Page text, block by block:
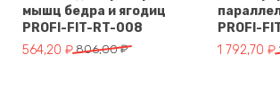
мышц бедра и ягодиц
PROFI-FIT-RT-008
806,00₽
Первоначальная цена составляла 806,00
564,20 ₽
Текущая цена: 564,20 ₽.
PROFI-
1 792,70 ₽
Текущая